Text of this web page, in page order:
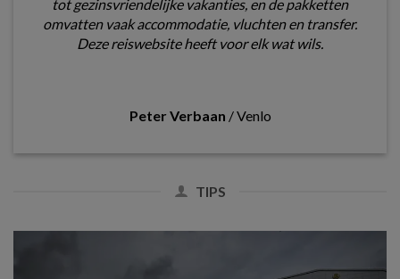
tot gezinsvriendelijke vakanties, en de pakketten
omvatten vaak accommodatie, vluchten en transfer.
Deze reiswebsite heeft voor elk wat wils.
Peter Verbaan /Venlo
TIPS